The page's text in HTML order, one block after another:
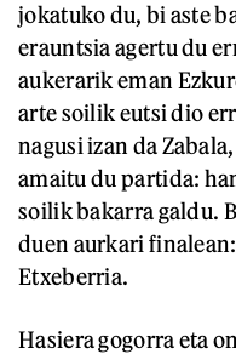
jokatuko du, bi aste
erauntsia agertu du
aukerarik eman
arte soilik eutsi dio
nagusi izan da
amaitu du partida:
soilik bakarra galdu.
duen aurkari
Etxeberria.
Hasiera gogorra eta